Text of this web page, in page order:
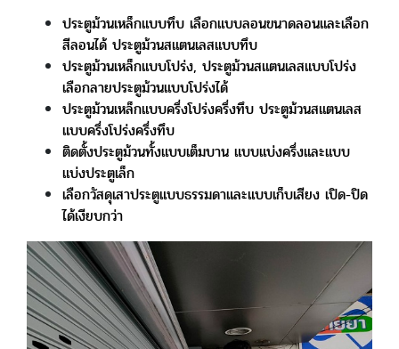
ประตูม้วนเหล็กแบบทึบ เลือกแบบลอนขนาดลอนและเลือก
สีลอนได้ ประตูม้วนสแตนเลสแบบทึบ
ประตูม้วนเหล็กแบบโปร่ง, ประตูม้วนสแตนเลสแบบโปร่ง
เลือกลายประตูม้วนแบบโปร่งได้
ประตูม้วนเหล็กแบบครึ่งโปร่งครึ่งทึบ ประตูม้วนสแตนเลส
แบบครึ่งโปร่งครึ่งทึบ
ติดตั้งประตูม้วนทั้งแบบเต็มบาน แบบแบ่งครึ่งและแบบ
แบ่งประตูเล็ก
เลือกวัสดุเสาประตูแบบธรรมดาและแบบเก็บเสียง เปิด-ปิด
ได้เงียบกว่า